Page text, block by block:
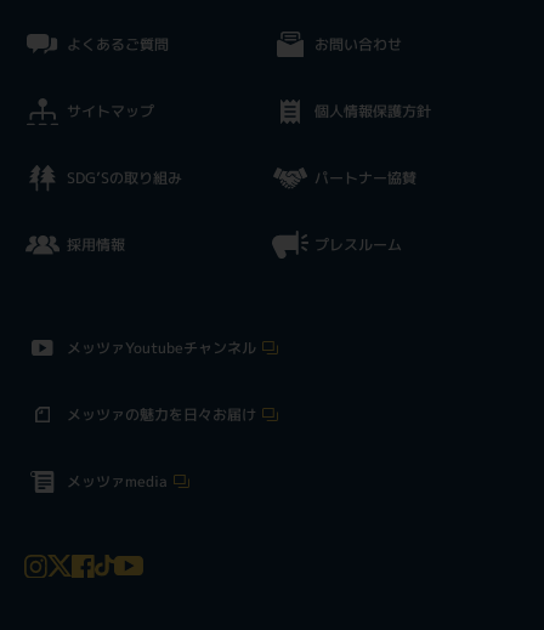
よくあるご質問
サイトマップ
SDG’Sの取り組み
採用情報
お問い合わせ
個人情報保護方針
パートナー協賛
プレスルーム
メッツァYoutubeチャンネル
メッツァの魅力を日々お届け
メッツァmedia